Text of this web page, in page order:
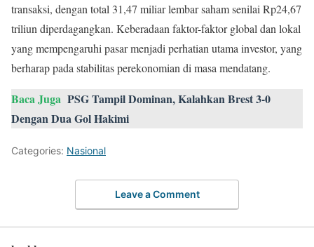
transaksi, dengan total 31,47 miliar lembar saham senilai Rp24,67
triliun diperdagangkan. Keberadaan faktor-faktor global dan lokal
yang mempengaruhi pasar menjadi perhatian utama investor, yang
berharap pada stabilitas perekonomian di masa mendatang.
Baca Juga PSG Tampil Dominan, Kalahkan Brest 3-0
Dengan Dua Gol Hakimi
Categories: Nasional
Leave a Comment